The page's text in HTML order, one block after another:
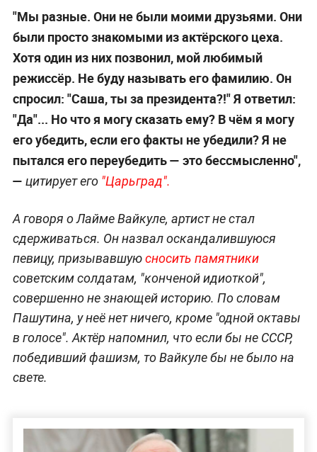
"Мы разные. Они не были моими друзьями. Они
были просто знакомыми из актёрского цеха.
Хотя один из них позвонил, мой любимый
режиссёр. Не буду называть его фамилию. Он
спросил: "Саша, ты за президента?!" Я ответил:
"Да"... Но что я могу сказать ему? В чём я могу
его убедить, если его факты не убедили? Я не
пытался его переубедить — это бессмысленно",
— цитирует его "Царьград".
А говоря о Лайме Вайкуле, артист не стал
сдерживаться. Он назвал оскандалившуюся
певицу, призывавшуюсносить памятники
советским солдатам, "конченой идиоткой",
совершенно не знающей историю. По словам
Пашутина, у неё нет ничего, кроме "одной октавы
в голосе". Актёр напомнил, что если бы не СССР,
победивший фашизм, то Вайкуле бы не было на
свете.